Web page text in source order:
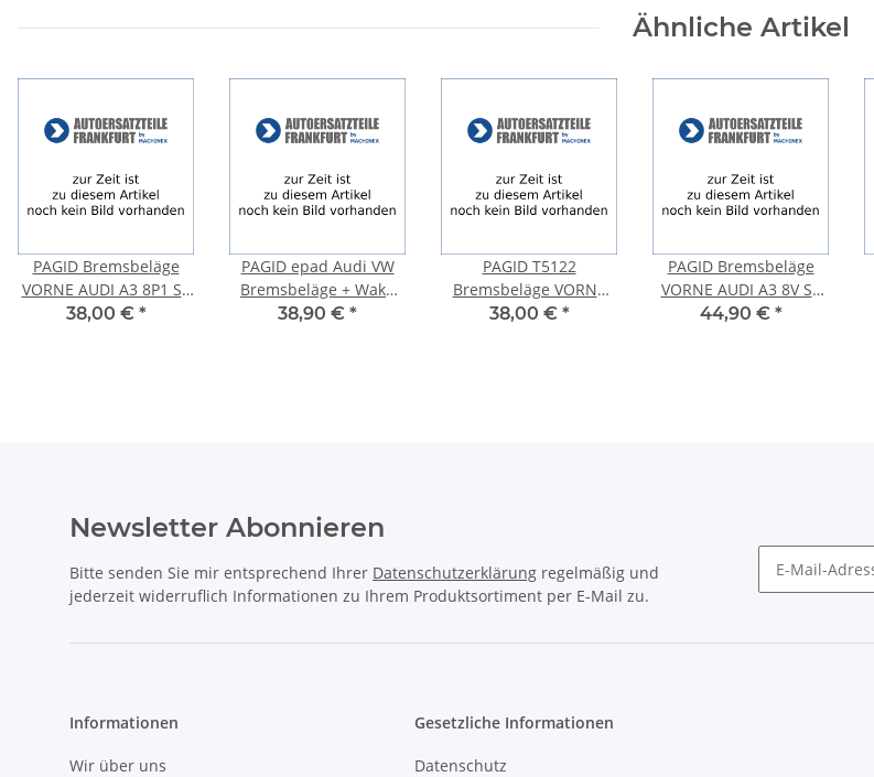
Ähnliche Artikel
PAGID Bremsbeläge
VORNE AUDI A3 8P1 S3
quattro Sportback 8PA
38,00 € *
PAGID epad Audi VW
Bremsbeläge + Wako
A1 A3 GOLF 5 6 7
38,90 € *
PAGID T5122
Bremsbeläge VORNE
AUDI A4 + AVANT B6 B7
38,00 € *
PAGID Bremsbeläge
VORNE AUDI A3 8V S3
quattro Q2 (GAB) SQ2
44,90 € *
Newsletter Abonnieren
Bitte senden Sie mir entsprechend Ihrer Datenschutzerklärung regelmäßig und
jederzeit widerruflich Informationen zu Ihrem Produktsortiment per E-Mail zu.
Informationen
Wir über uns
Gesetzliche Informationen
Datenschutz